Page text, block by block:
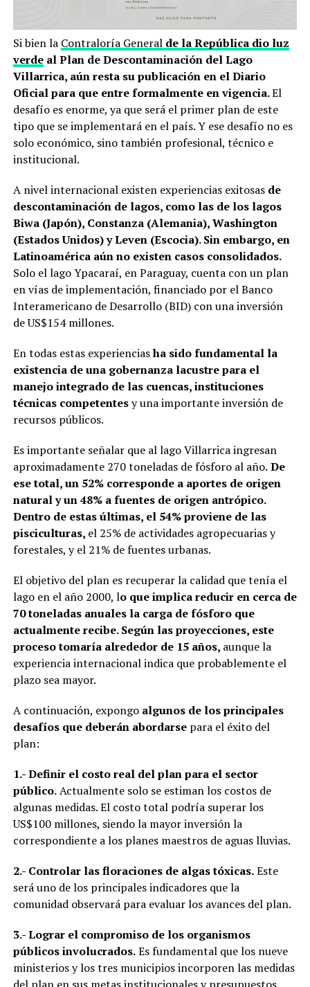
Si bien la Contraloría General de la República dio luz
verdeal Plan de Descontaminación del Lago
Villarrica, aún resta su publicación en el Diario
Oficial para que entre formalmente en vigencia.El
desafío es enorme, ya que será el primer plan de este
tipo que se implementará en el país. Y ese desafío no es
solo económico, sino también profesional, técnico e
institucional.
A nivel internacional existen experiencias exitosas de
descontaminación de lagos, como las de los lagos
Biwa (Japón), Constanza (Alemania), Washington
(Estados Unidos) y Leven (Escocia). Sin embargo, en
Latinoamérica aún no existen casos consolidados.
Solo el lago Ypacaraí, en Paraguay, cuenta con un plan
en vías de implementación, financiado por el Banco
Interamericano de Desarrollo (BID) con una inversión
de US$154 millones.
En todas estas experienciasha sido fundamental la
existencia de una gobernanza lacustre para el
manejo integrado de las cuencas, instituciones
técnicas competentesy una importante inversión de
recursos públicos.
Es importante señalar que al lago Villarrica ingresan
aproximadamente 270 toneladas de fósforo al año. De
ese total, un 52% corresponde a aportes de origen
natural y un 48% a fuentes de origen antrópico.
Dentro de estas últimas, el 54% proviene de las
pisciculturas, el 25% de actividades agropecuarias y
forestales, y el 21% de fuentes urbanas.
El objetivo del plan es recuperar la calidad que tenía el
lago en el año 2000, lo que implica reducir en cerca de
70 toneladas anuales la carga de fósforo que
actualmente recibe. Según las proyecciones, este
proceso tomaría alrededor de 15 años, aunque la
experiencia internacional indica que probablemente el
plazo sea mayor.
A continuación, expongo algunos de los principales
desafíos que deberán abordarsepara el éxito del
plan:
1.- Definir el costo real del plan para el sector
público.Actualmente solo se estiman los costos de
algunas medidas. El costo total podría superar los
US$100 millones, siendo la mayor inversión la
correspondiente a los planes maestros de aguas lluvias.
2.- Controlar las floraciones de algas tóxicas.Este
será uno de los principales indicadores que la
comunidad observará para evaluar los avances del plan.
3.- Lograr el compromiso de los organismos
públicos involucrados.Es fundamental que los nueve
ministerios y los tres municipios incorporen las medidas